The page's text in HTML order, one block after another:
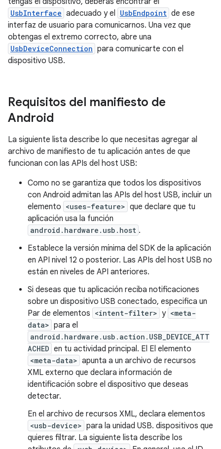
UsbInterface adecuado y el UsbEndpoint de ese
interfaz de usuario para comunicarnos. Una vez que
obtengas el extremo correcto, abre una
UsbDeviceConnection para comunicarte con el
dispositivo USB.
Requisitos del manifiesto de
Android
La siguiente lista describe lo que necesitas agregar al
archivo de manifiesto de tu aplicación antes de que
funcionan con las APIs del host USB:
Como no se garantiza que todos los dispositivos
con Android admitan las APIs del host USB, incluir un
elemento <uses-feature> que declare que tu
aplicación usa la función
android.hardware.usb.host .
Establece la versión mínima del SDK de la aplicación
en API nivel 12 o posterior. Las APIs del host USB no
están en niveles de API anteriores.
Si deseas que tu aplicación reciba notificaciones
sobre un dispositivo USB conectado, especifica un
Par de elementos <intent-filter> y <meta-
data> para el
android.hardware.usb.action.USB_DEVICE_ATT
ACHED en tu actividad principal. El El elemento
<meta-data> apunta a un archivo de recursos
XML externo que declara información de
identificación sobre el dispositivo que deseas
detectar.
En el archivo de recursos XML, declara elementos
<usb-device> para la unidad USB. dispositivos que
quieres filtrar. La siguiente lista describe los